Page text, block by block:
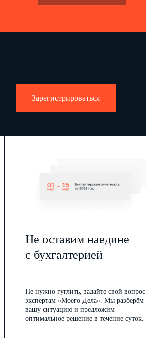
Зарегистрироваться
Не оставим наедине
с бухгалтерией
Не нужно гуглить, задайте свой вопрос
экспертам «Моего Дела». Мы разберём
вашу ситуацию и предложим
оптимальное решение в течение суток.